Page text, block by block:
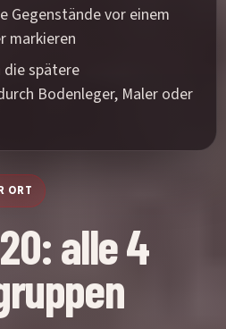
Gegenstände vor einem
markieren
spätere
Bodenleger, Maler oder
ORT
alle 4